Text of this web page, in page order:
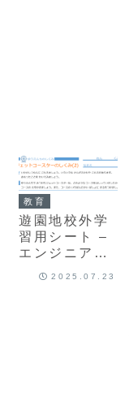
教育
遊園地校外学
習用シート –
エンジニアリ
ング編 ジェッ
2025.07.23